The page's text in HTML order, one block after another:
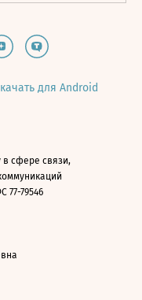
для Android
сфере связи,
77-79546